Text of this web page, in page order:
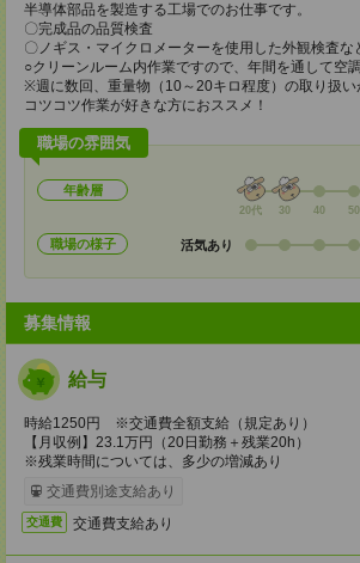
半導体部品を製造する工場でのお仕事です。
〇完成品の品質検査
〇ノギス・マイクロメーターを使用した外観検査な
○クリーンルーム内作業ですので、年間を通して空
※週に数回、重量物（10～20キロ程度）の取り扱い
コツコツ作業が好きな方におススメ！
職場の雰囲気
年齢層
20代 30 40 50
職場の様子 活気あり
募集情報
給与
時給1250円 ※交通費全額支給（規定あり）
【月収例】23.1万円（20日勤務＋残業20h）
※残業時間については、多少の増減あり
交通費別途支給あり
交通費 交通費支給あり